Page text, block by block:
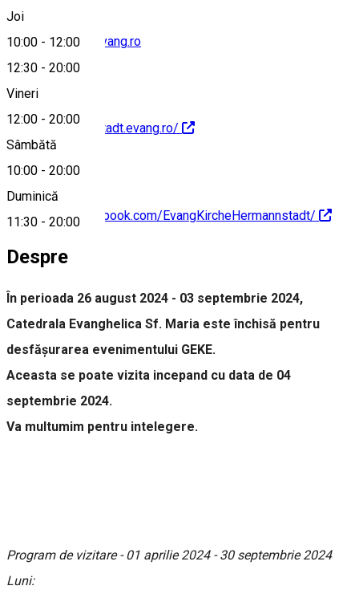
Joi
10:00 - 12:00
12:30 - 20:00
Vineri
12:00 - 20:00
Sâmbătă
10:00 - 20:00
Duminică
11:30 - 20:00
hermannstadt@evang.ro
https://hermannstadt.evang.ro/
https://www.facebook.com/EvangKircheHermannstadt/
Despre
În perioada 26 august 2024 - 03 septembrie 2024,
Catedrala Evanghelica Sf. Maria este închisă pentru
desfășurarea evenimentului GEKE.
Aceasta se poate vizita incepand cu data de 04
septembrie 2024.
Va multumim pentru intelegere.
Program de vizitare - 01 aprilie 2024 - 30 septembrie 2024
Luni: